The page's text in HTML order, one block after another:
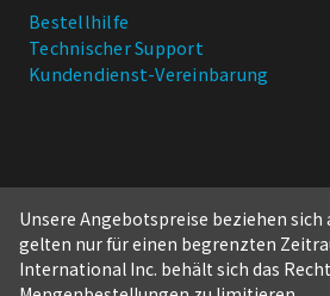
Bestellhilfe
Technischer Support
Kundendienst-Vereinbarung
Unsere Angebotspreise beziehen sich
gelten nur für einen begrenzten
International Inc. behält sich das